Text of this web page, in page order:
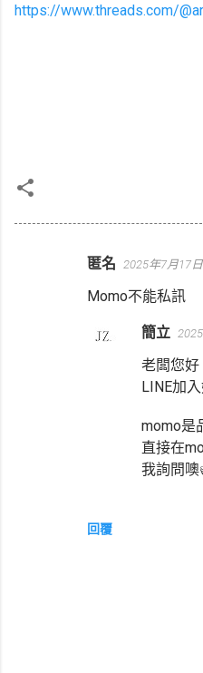
https://www.threads.com/
匿名 2025年7月17
Momo不能私訊
回覆
簡立
老闆您
LINE加
momo是
直接在
我詢問噢